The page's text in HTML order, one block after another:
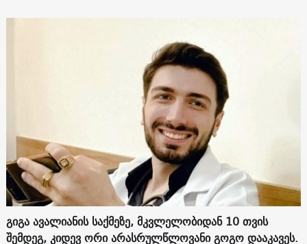
გიგა ავალიანის საქმეზე, მკვლელობიდან 10 თვის
შემდეგ, კიდევ ორი არასრულწლოვანი გოგო დააკავეს.